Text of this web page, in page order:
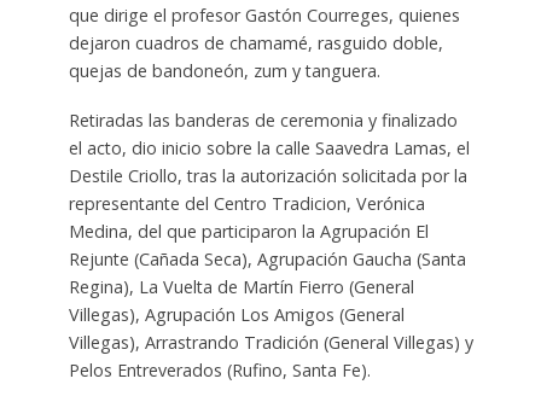
que dirige el profesor Gastón Courreges, quienes
dejaron cuadros de chamamé, rasguido doble,
quejas de bandoneón, zum y tanguera.
Retiradas las banderas de ceremonia y finalizado
el acto, dio inicio sobre la calle Saavedra Lamas, el
Destile Criollo, tras la autorización solicitada por la
representante del Centro Tradicion, Verónica
Medina, del que participaron la Agrupación El
Rejunte (Cañada Seca), Agrupación Gaucha (Santa
Regina), La Vuelta de Martín Fierro (General
Villegas), Agrupación Los Amigos (General
Villegas), Arrastrando Tradición (General Villegas) y
Pelos Entreverados (Rufino, Santa Fe).